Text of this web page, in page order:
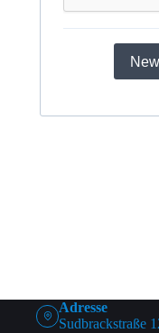
Adresse
Sudbrackstraße